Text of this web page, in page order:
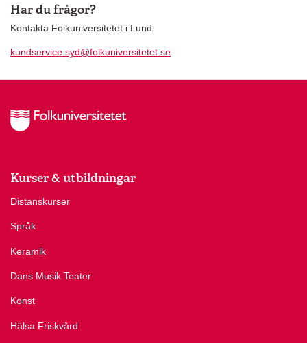
Har du frågor?
Kontakta Folkuniversitetet i Lund
kundservice.syd@folkuniversitetet.se
Kurser & utbildningar
Distanskurser
Språk
Keramik
Dans Musik Teater
Konst
Hälsa Friskvård